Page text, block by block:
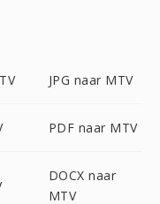
JPG naar MTV
PDF naar MTV
DOCX naar
MTV